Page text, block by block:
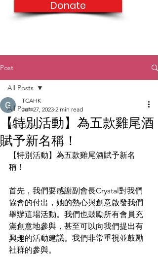
Donate
Post
All Posts
thaiculture
All Posts
【特別活動】為五款雞尾酒
賦予新名稱！
TCAHK
Jun 27, 2023 2 min read
【特別活動】為五款雞尾酒賦予新名
稱！
首先，我們要感謝副會長Crystal對我們
協會的付出，她的熱心與創意啟發我們
舉辦這場活動。我們也鼓勵所有會員充
滿創意地參與，甚至可以向我們提出有
興趣的活動建議。我們非常重視並鼓勵
社群的參與。